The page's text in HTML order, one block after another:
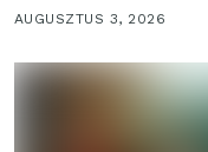
AUGUSZTUS 3, 2026